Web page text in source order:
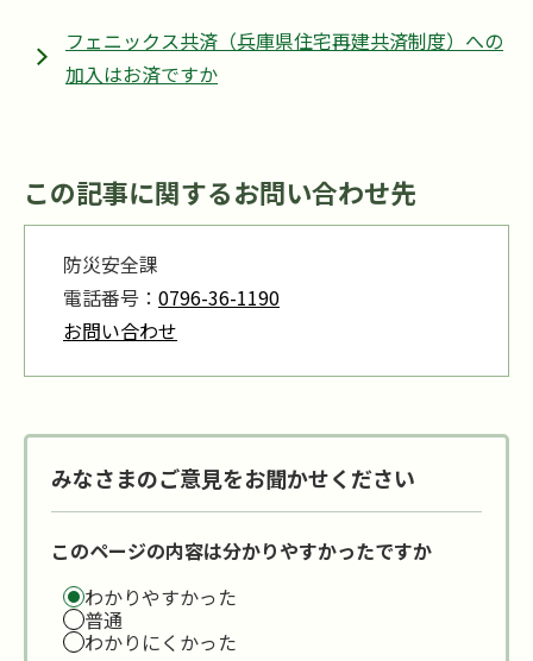
フェニックス共済（兵庫県住宅再建共済制度）への
加入はお済ですか
この記事に関するお問い合わせ先
防災安全課
電話番号： 0796-36-1190
お問い合わせ
みなさまのご意見をお聞かせください
このページの内容は分かりやすかったですか
わかりやすかった
普通
わかりにくかった